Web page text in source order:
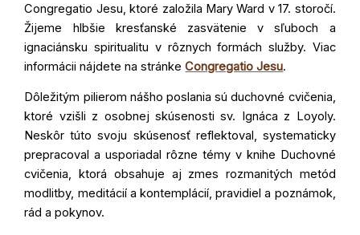
Congregatio Jesu, ktoré založila Mary Ward v 17. storočí.
Žijeme hlbšie kresťanské zasvätenie v sľuboch a
ignaciánsku spiritualitu v rôznych formách služby. Viac
informácii nájdete na stránkeCongregatio Jesu.
Dôležitým pilierom nášho poslania sú duchovné cvičenia,
ktoré vzišli z osobnej skúsenosti sv. Ignáca z Loyoly.
Neskôr túto svoju skúsenosť reflektoval, systematicky
prepracoval a usporiadal rôzne témy v knihe Duchovné
cvičenia, ktorá obsahuje aj zmes rozmanitých metód
modlitby, meditácií a kontemplácií, pravidiel a poznámok,
rád a pokynov.